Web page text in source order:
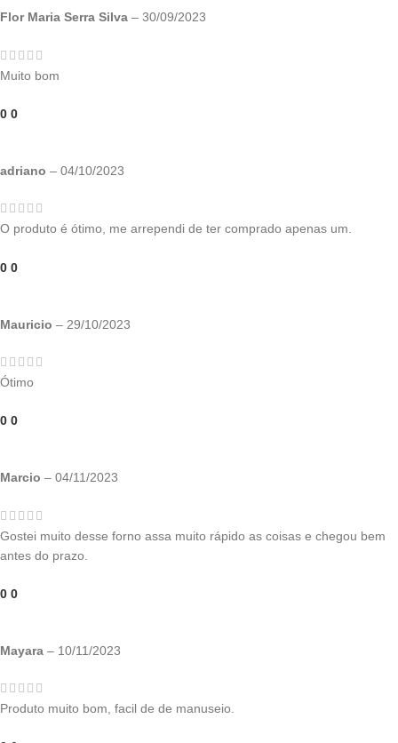
Flor Maria Serra Silva – 30/09/2023
Muito bom
0 0
adriano – 04/10/2023
O produto é ótimo, me arrependi de ter comprado apenas um.
0 0
Mauricio – 29/10/2023
Ótimo
0 0
Marcio – 04/11/2023
Gostei muito desse forno assa muito rápido as coisas e chegou bem
antes do prazo.
0 0
Mayara – 10/11/2023
Produto muito bom, facil de de manuseio.